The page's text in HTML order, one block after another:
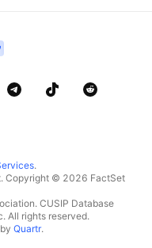
.
Copyright © 2026 FactSet
CUSIP Database
All rights reserved.
Quartr.